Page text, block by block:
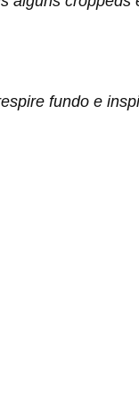
fundo e